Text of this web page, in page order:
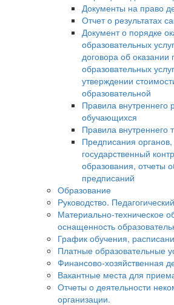
Документы на право
Отчет о результатах
Документ о порядке
образовательных
договора об оказании
образовательных
утверждении
образовательной
Правила внутреннего
обучающихся
Правила внутреннего
Предписания
государственный
образования, отчеты
предписаний
Образование
Руководство.
Материально-техническое
оснащенность
График обучения,
Платные образовательные
Финансово-хозяйственная
Вакантные места для
Отчеты о деятельности
организации.